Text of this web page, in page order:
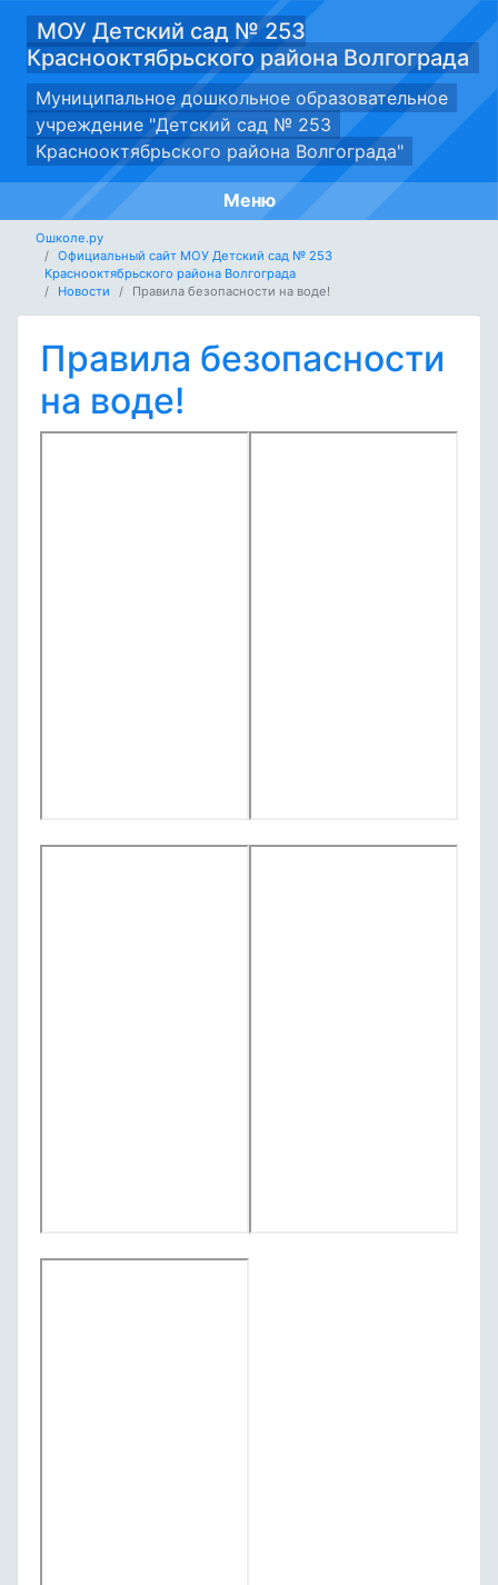
МОУ Детский сад № 253
Краснооктябрьского района Волгограда
Муниципальное дошкольное образовательное
учреждение "Детский сад № 253
Краснооктябрьского района Волгограда"
Меню
Ошколе.ру
Официальный сайт МОУ Детский сад № 253
Краснооктябрьского района Волгограда
Новости
Правила безопасности на воде!
Правила безопасности
на воде!